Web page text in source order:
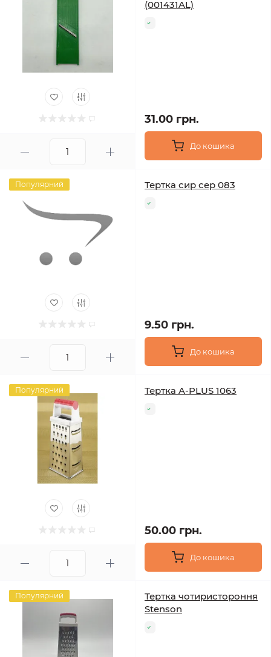
(001431AL)
31.00 грн.
До кошика
Популярний Тертка сир сер 083
9.50 грн.
До кошика
Популярний Тертка A-PLUS 1063
50.00 грн.
До кошика
Популярний
Тертка чотиристороння
Stenson